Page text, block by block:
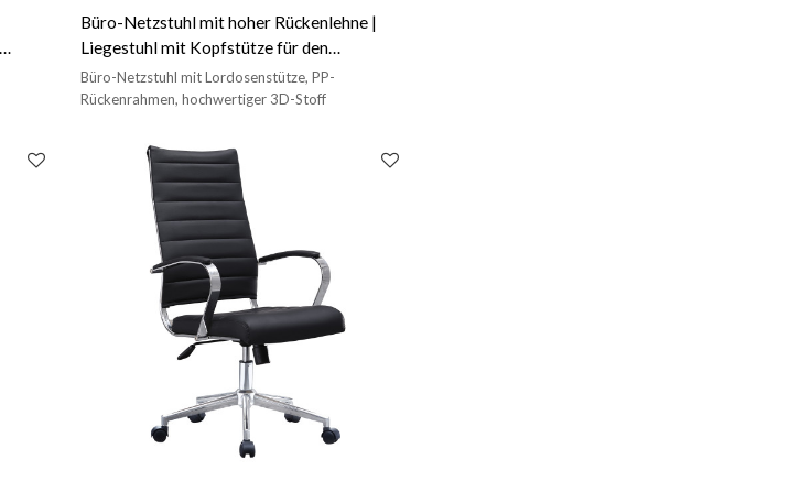
Büro-Netzstuhl mit hoher Rückenlehne |
Liegestuhl mit Kopfstütze für den
Bürogroßhandel (YF-A613-1)
Büro-Netzstuhl mit Lordosenstütze, PP-
Rückenrahmen, hochwertiger 3D-Stoff